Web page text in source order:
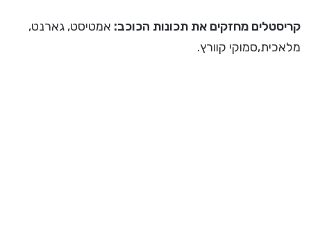
קריסטלים מחזקים את תכונות הכוכב: אמטיסט, גארנט,
מלאכית,סמוקי קוורץ.